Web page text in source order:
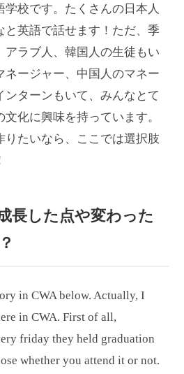
校です。たくさんの日本人
と英語で話せます！ただ、季
アラブ人、韓国人の生徒もい
ネージャー、中国人のマネー
ンターンもいて、みんなとて
化に興味を持っています。
りたいなら、ここでは選択肢
長した点や変わった
in CWA below. Actually, I
in CWA. First of all,
friday they held graduation
whether you attend it or not.